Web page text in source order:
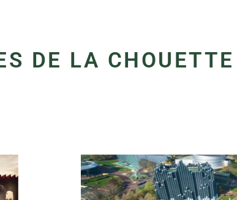
DE LA